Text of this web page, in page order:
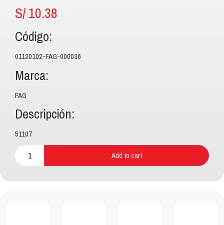
S/10.38
Código:
01120102-FAG-000036
Marca:
FAG
Descripción:
51107
Add to cart